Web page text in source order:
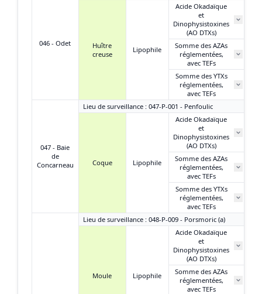
046 - Odet
Huître
creuse
Lipophile
Acide Okadaïque
et
Dinophysistoxines
(AO DTXs)
Somme des AZAs
réglementées,
avec TEFs
Somme des YTXs
réglementées,
avec TEFs
047 - Baie
de
Concarneau
Lieu de surveillance : 047-P-001 - Penfoulic
Coque Lipophile
Acide Okadaïque
et
Dinophysistoxines
(AO DTXs)
Somme des AZAs
réglementées,
avec TEFs
Somme des YTXs
réglementées,
avec TEFs
Lieu de surveillance : 048-P-009 - Porsmoric (a)
Moule Lipophile
Acide Okadaïque
et
Dinophysistoxines
(AO DTXs)
Somme des AZAs
réglementées,
avec TEFs